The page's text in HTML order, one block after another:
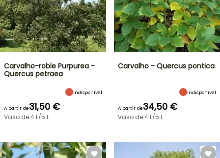
Carvalho-roble Purpurea -
Quercus petraea
Indisponível
A partir de31,50 €
Vaso de 4 L/5 L
Carvalho - Quercus pontica
Indisponível
A partir de34,50 €
Vaso de 4 L/5 L